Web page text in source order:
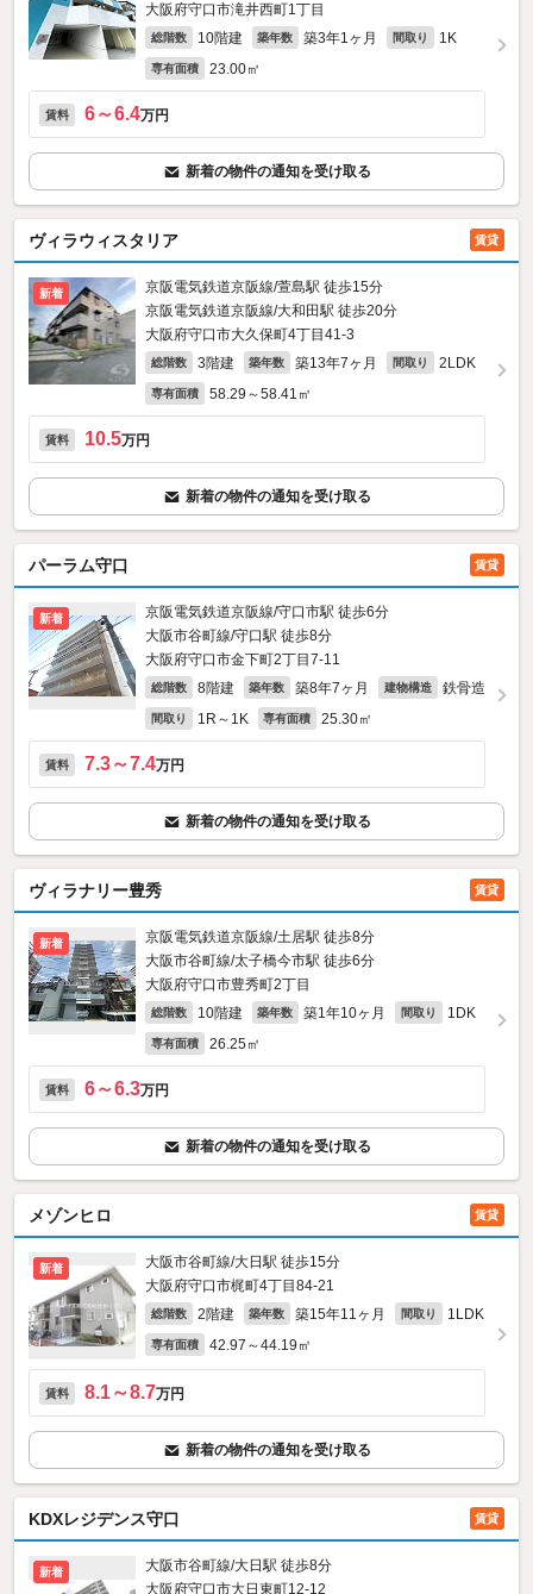
大阪府守口市滝井西町1丁目
総階数 10階建 築年数 築3年1ヶ月 間取り 1K
専有面積 23.00㎡
賃料 6～6.4万円
新着の物件の通知を受け取る
ヴィラウィスタリア 賃貸
新着
京阪電気鉄道京阪線/萱島駅 徒歩15分
京阪電気鉄道京阪線/大和田駅 徒歩20分
大阪府守口市大久保町4丁目41-3
総階数 3階建 築年数 築13年7ヶ月 間取り 2LDK
専有面積 58.29～58.41㎡
賃料 10.5万円
新着の物件の通知を受け取る
パーラム守口 賃貸
新着
京阪電気鉄道京阪線/守口市駅 徒歩6分
大阪市谷町線/守口駅 徒歩8分
大阪府守口市金下町2丁目7-11
総階数 8階建 築年数 築8年7ヶ月 建物構造 鉄骨造
間取り 1R～1K 専有面積 25.30㎡
賃料 7.3～7.4万円
新着の物件の通知を受け取る
ヴィラナリー豊秀 賃貸
新着
京阪電気鉄道京阪線/土居駅 徒歩8分
大阪市谷町線/太子橋今市駅 徒歩6分
大阪府守口市豊秀町2丁目
総階数 10階建 築年数 築1年10ヶ月 間取り 1DK
専有面積 26.25㎡
賃料 6～6.3万円
新着の物件の通知を受け取る
メゾンヒロ 賃貸
新着
大阪市谷町線/大日駅 徒歩15分
大阪府守口市梶町4丁目84-21
総階数 2階建 築年数 築15年11ヶ月 間取り 1LDK
専有面積 42.97～44.19㎡
賃料 8.1～8.7万円
新着の物件の通知を受け取る
KDXレジデンス守口 賃貸
新着
大阪市谷町線/大日駅 徒歩8分
大阪府守口市大日東町12-12